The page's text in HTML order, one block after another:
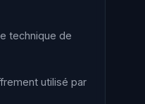
technique de
utilisé par